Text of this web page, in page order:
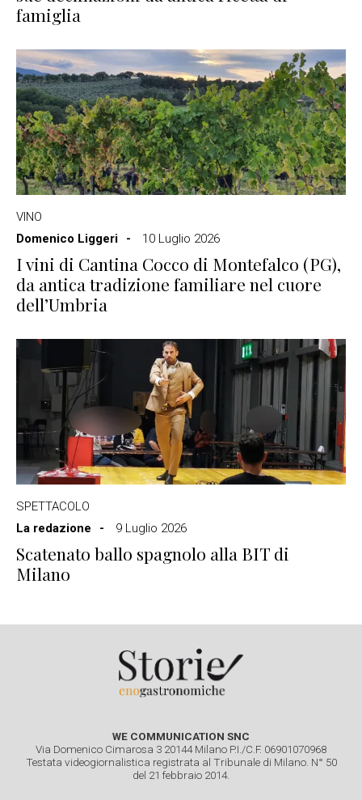
famiglia
VINO
Domenico Liggeri
10 Luglio 2026
I vini di Cantina Cocco di Montefalco (PG),
da antica tradizione familiare nel cuore
dell’Umbria
SPETTACOLO
La redazione
9 Luglio 2026
Scatenato ballo spagnolo alla BIT di
Milano
WE COMMUNICATION SNC
Via Domenico Cimarosa 3 20144 Milano P.I./C.F. 06901070968
Testata videogiornalistica registrata al Tribunale di Milano. N° 50
del 21 febbraio 2014.